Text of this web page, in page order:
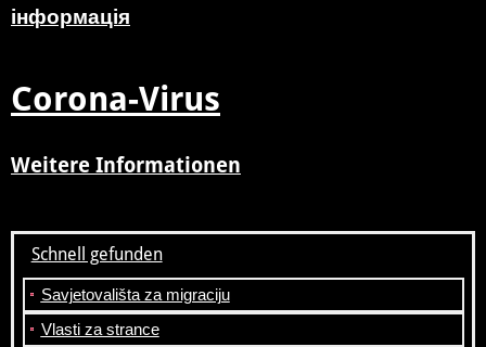
інформація
Corona-Virus
Weitere Informationen
Schnell gefunden
Savjetovališta za migraciju
Vlasti za strance